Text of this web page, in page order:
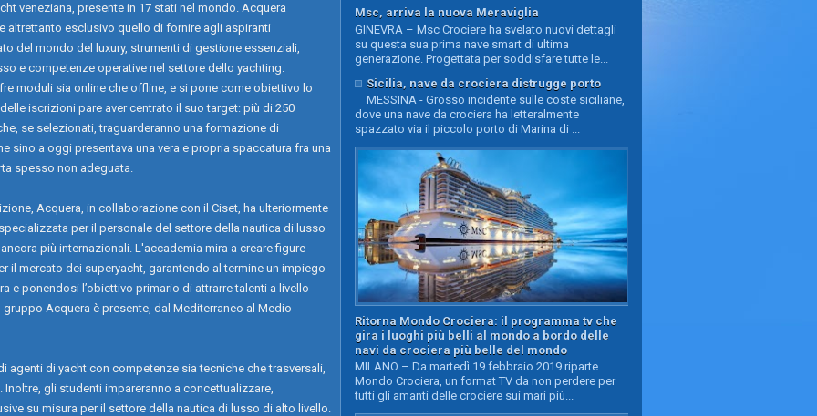
veneziana, presente in 17 stati nel mondo. Acquera
altrettanto esclusivo quello di fornire agli aspiranti
del mondo del luxury, strumenti di gestione essenziali,
e competenze operative nel settore dello yachting.
moduli sia online che offline, e si pone come obiettivo lo
iscrizioni pare aver centrato il suo target: più di 250
se selezionati, traguarderanno una formazione di
sino a oggi presentava una vera e propria spaccatura fra una
spesso non adeguata.
Acquera, in collaborazione con il Ciset, ha ulteriormente
per il personale del settore della nautica di lusso
più internazionali. L'accademia mira a creare figure
il mercato dei superyacht, garantendo al termine un impiego
e ponendosi l’obiettivo primario di attrarre talenti a livello
Acquera è presente, dal Mediterraneo al Medio
agenti di yacht con competenze sia tecniche che trasversali,
gli studenti impareranno a concettualizzare,
su misura per il settore della nautica di lusso di alto livello.
Msc, arriva la nuova Meraviglia
GINEVRA – Msc Crociere ha svelato nuovi dettagli
su questa sua prima nave smart di ultima
generazione. Progettata per soddisfare tutte le...
Sicilia, nave da crociera distrugge porto
MESSINA - Grosso incidente sulle coste siciliane,
dove una nave da crociera ha letteralmente
spazzato via il piccolo porto di Marina di ...
Ritorna Mondo Crociera: il programma tv che
gira i luoghi più belli al mondo a bordo delle
navi da crociera più belle del mondo
MILANO – Da martedì 19 febbraio 2019 riparte
Mondo Crociera, un format TV da non perdere per
tutti gli amanti delle crociere sui mari più...